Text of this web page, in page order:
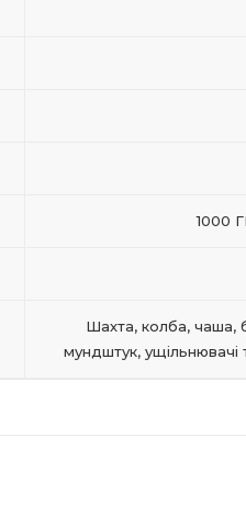
1000
Шахта, колба, чаша,
мундштук, ущільнювачі